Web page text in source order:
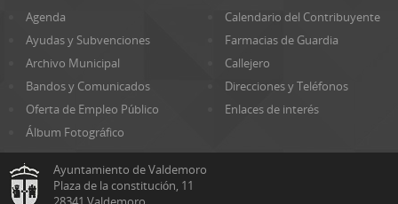
Agenda
Calendario del Contribuyente
Ayudas y Subvenciones
Farmacias de Guardia
Archivo Municipal
Callejero
Bandos y Comunicados
Direcciones y Teléfonos
Oferta de Empleo Público
Enlaces de interés
Álbum Fotográfico
Ayuntamiento de Valdemoro
Plaza de la constitución, 11